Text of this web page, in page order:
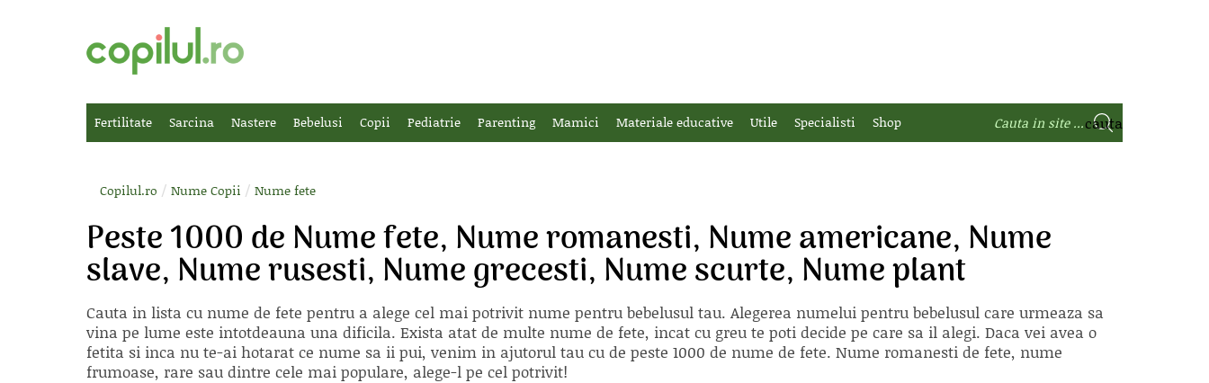
Fertilitate Sarcina Nastere Bebelusi Copii Pediatrie Parenting Mamici Materiale educative Utile Specialisti Shop
Copilul.ro / Nume Copii / Nume fete
Peste 1000 de Nume fete, Nume romanesti, Nume americane, Nume
slave, Nume rusesti, Nume grecesti, Nume scurte, Nume plant
Cauta in lista cu nume de fete pentru a alege cel mai potrivit nume pentru bebelusul tau. Alegerea numelui pentru bebelusul care urmeaza sa
vina pe lume este intotdeauna una dificila. Exista atat de multe nume de fete, incat cu greu te poti decide pe care sa il alegi. Daca vei avea o
fetita si inca nu te-ai hotarat ce nume sa ii pui, venim in ajutorul tau cu de peste 1000 de nume de fete. Nume romanesti de fete, nume
frumoase, rare sau dintre cele mai populare, alege-l pe cel potrivit!